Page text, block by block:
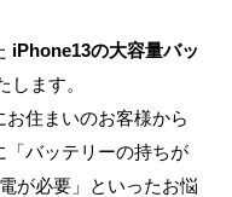
iPhone13の大容量バッ
します。
住まいのお客様から
「バッテリーの持ちが
が必要」といったお悩